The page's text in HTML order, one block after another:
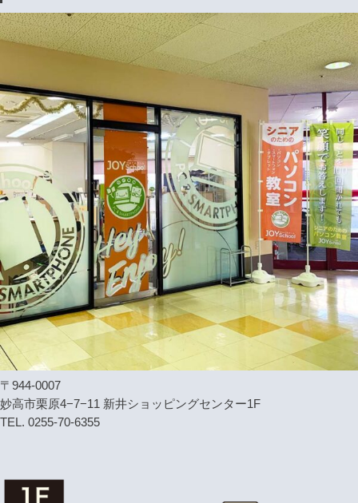
〒944-0007
妙高市栗原4−7−11 新井ショッピングセンター1F
TEL. 0255-70-6355